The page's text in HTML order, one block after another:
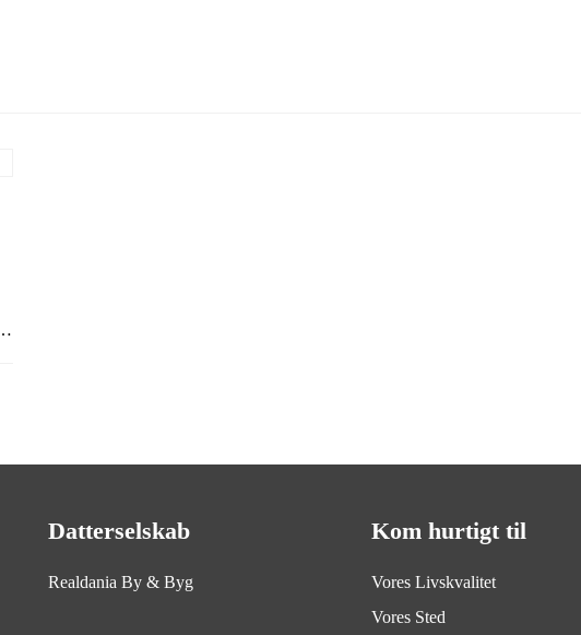
Datterselskab
Realdania By & Byg
Kom hurtigt til
Vores Livskvalitet
Vores Sted